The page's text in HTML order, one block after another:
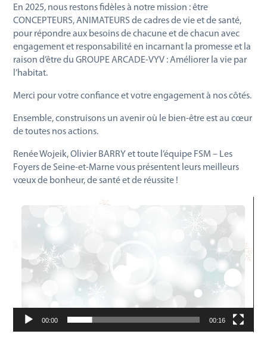
En 2025, nous restons fidèles à notre mission : être
CONCEPTEURS, ANIMATEURS de cadres de vie et de santé,
pour répondre aux besoins de chacune et de chacun avec
engagement et responsabilité en incarnant la promesse et la
raison d’être du GROUPE ARCADE-VYV : Améliorer la vie par
l’habitat.
Merci pour votre confiance et votre engagement à nos côtés.
Ensemble, construisons un avenir où le bien-être est au cœur
de toutes nos actions.
Renée Wojeik, Olivier BARRY et toute l’équipe FSM – Les
Foyers de Seine-et-Marne vous présentent leurs meilleurs
vœux de bonheur, de santé et de réussite !
00:00 00:16